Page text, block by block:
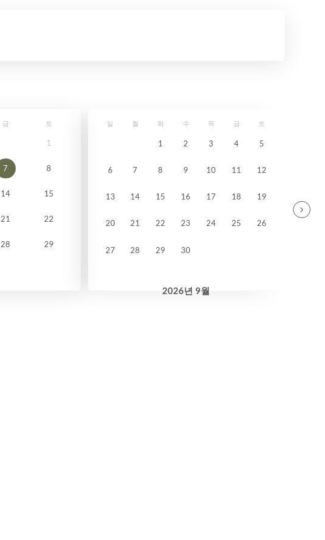
금 토
1
7 8
14 15
21 22
28 29
2026년9월
일 월 화 수 목 금 토
1 2 3 4 5
6 7 8 9 10 11 12
13 14 15 16 17 18 19
20 21 22 23 24 25 26
27 28 29 30